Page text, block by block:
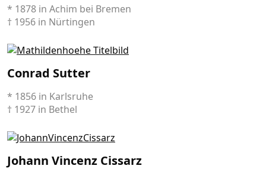
* 1878 in Achim bei Bremen
† 1956 in Nürtingen
Conrad Sutter
* 1856 in Karlsruhe
† 1927 in Bethel
Johann Vincenz Cissarz